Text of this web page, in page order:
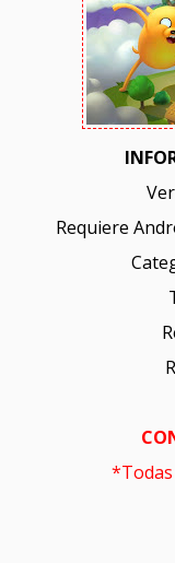
Requiere